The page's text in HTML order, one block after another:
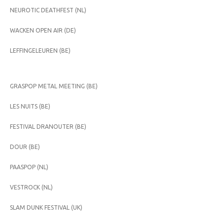
NEUROTIC DEATHFEST (NL)
WACKEN OPEN AIR (DE)
LEFFINGELEUREN (BE)
GRASPOP METAL MEETING (BE)
LES NUITS (BE)
FESTIVAL DRANOUTER (BE)
DOUR (BE)
PAASPOP (NL)
VESTROCK (NL)
SLAM DUNK FESTIVAL (UK)